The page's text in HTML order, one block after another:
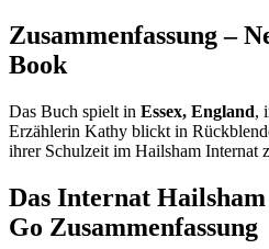
Zusammenfassung –
Book
Das Buch spielt in Essex, England,
Erzählerin Kathy blickt in
ihrer Schulzeit im Hailsham Internat
Das Internat
Go Zusammenfassung